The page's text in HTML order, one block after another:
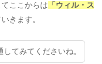
ここからは 「ウィル・ス
きます。
てみてくださいね。